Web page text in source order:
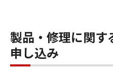
製品・修理に関す
申し込み